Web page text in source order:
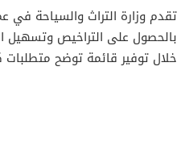
2
تقدم وزارة التراث والسياحة في
بالحصول على التراخيص
خلال توفير قائمة توضح